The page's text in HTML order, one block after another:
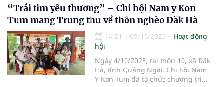
phường Long Phú, tỉnh An Giang.
“Trái tim yêu thương” – Chi hội Nam y Kon
Tum mang Trung thu về thôn nghèo Đăk Hà
14:21 | 05/10/2025
Hoạt động
hội
Ngày 4/10/2025, tại thôn 10, xã Đăk
Hà, tỉnh Quảng Ngãi, Chi hội Nam
Y Kon Tum đã tổ chức chương trình